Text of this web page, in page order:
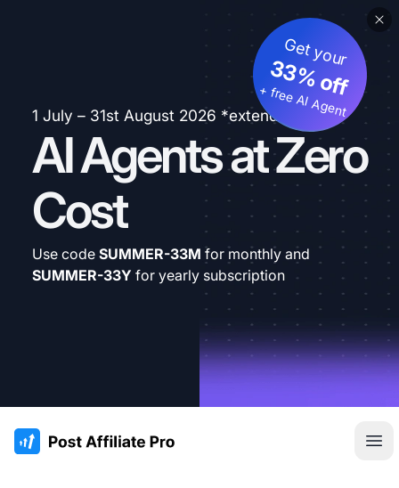
1 July – 31st August 2026 *extended
AI Agents at Zero
Cost
Get your
33% off
+ free AI Agent
Use code SUMMER-33M for monthly and
SUMMER-33Y for yearly subscription
:site.title